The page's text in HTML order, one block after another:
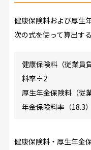
健康保険料および厚生
次の式を使って算出す
健康保険料（従業員
料率÷2
厚生年金保険料（従
年金保険料率（18.3
健康保険料・厚生年金